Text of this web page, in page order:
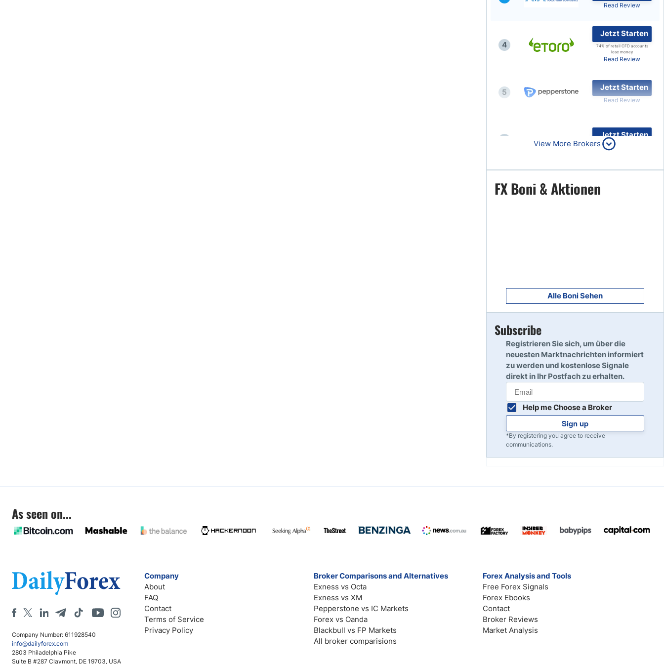
Read Review
4
Jetzt Starten
74% of retail CFD accounts
lose money
Read Review
5
Jetzt Starten
Read Review
Jetzt Starten
Read Review
7
10
View More Brokers
FX Boni & Aktionen
Alle Boni Sehen
Subscribe
Registrieren Sie sich, um über die
neuesten Marktnachrichten informiert
zu werden und kostenlose Signale
direkt in Ihr Postfach zu erhalten.
Help me Choose a Broker
Sign up
*By registering you agree to receive
communications.
As seen on...
Company Number: 611928540
info@dailyforex.com
2803 Philadelphia Pike
Suite B #287 Claymont, DE 19703, USA
Company
About
FAQ
Contact
Terms of Service
Privacy Policy
Broker Comparisons and Alternatives
Exness vs Octa
Exness vs XM
Pepperstone vs IC Markets
Forex vs Oanda
Blackbull vs FP Markets
All broker comparisions
Forex Analysis and Tools
Free Forex Signals
Forex Ebooks
Contact
Broker Reviews
Market Analysis